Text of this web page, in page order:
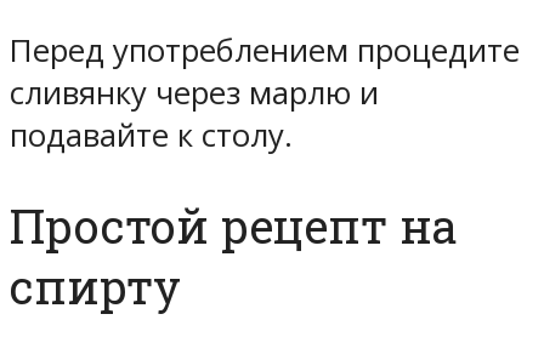
Перед употреблением процедите
сливянку через марлю и
подавайте к столу.
Простой рецепт на
спирту